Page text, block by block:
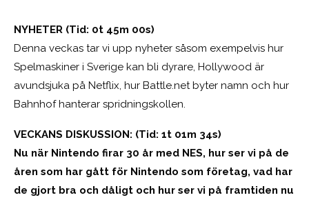
NYHETER (Tid: 0t 45m 00s)
Denna veckas tar vi upp nyheter såsom exempelvis hur
Spelmaskiner i Sverige kan bli dyrare, Hollywood är
avundsjuka på Netflix, hur Battle.net byter namn och hur
Bahnhof hanterar spridningskollen.
VECKANS DISKUSSION: (Tid: 1t 01m 34s)
Nu när Nintendo firar 30 år med NES, hur ser vi på de
åren som har gått för Nintendo som företag, vad har
de gjort bra och dåligt och hur ser vi på framtiden nu